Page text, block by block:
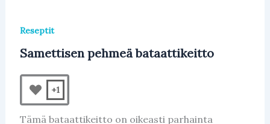
Reseptit
Samettisen pehmeä bataattikeitto
+1
Tämä bataattikeitto on oikeasti parhainta